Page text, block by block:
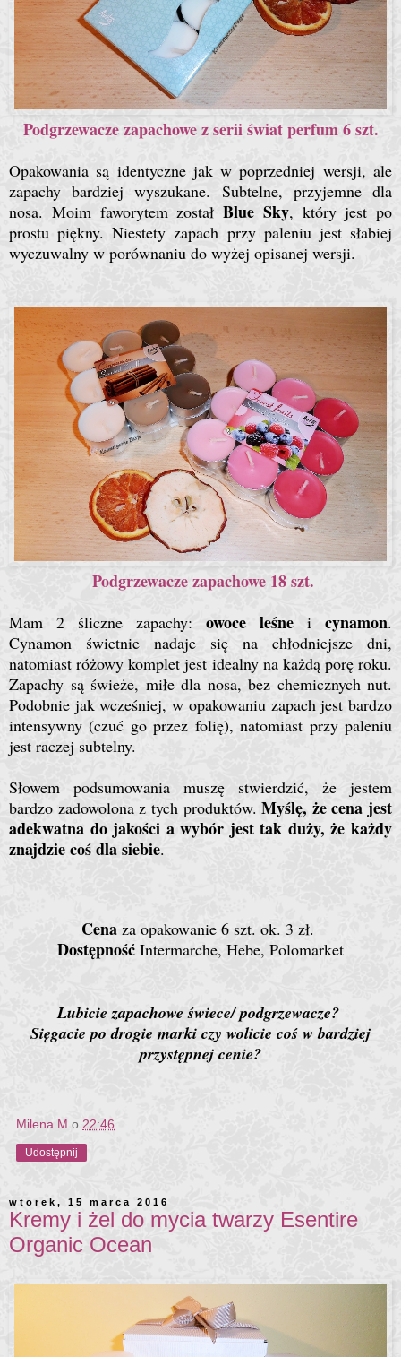
Podgrzewacze zapachowe z serii świat perfum 6 szt.
Opakowania są identyczne jak w poprzedniej wersji, ale
zapachy bardziej wyszukane. Subtelne, przyjemne dla
nosa. Moim faworytem został Blue Sky, który jest po
prostu piękny. Niestety zapach przy paleniu jest słabiej
wyczuwalny w porównaniu do wyżej opisanej wersji.
Podgrzewacze zapachowe 18 szt.
Mam 2 śliczne zapachy: owoce leśne i cynamon.
Cynamon świetnie nadaje się na chłodniejsze dni,
natomiast różowy komplet jest idealny na każdą porę roku.
Zapachy są świeże, miłe dla nosa, bez chemicznych nut.
Podobnie jak wcześniej, w opakowaniu zapach jest bardzo
intensywny (czuć go przez folię), natomiast przy paleniu
jest raczej subtelny.
Słowem podsumowania muszę stwierdzić, że jestem
bardzo zadowolona z tych produktów.Myślę, że cena jest
adekwatna do jakości a wybór jest tak duży, że każdy
znajdzie coś dla siebie.
Cena za opakowanie 6 szt. ok. 3 zł.
Dostępność Intermarche, Hebe, Polomarket
Lubicie zapachowe świece/ podgrzewacze?
Sięgacie po drogie marki czy wolicie coś w bardziej
przystępnej cenie?
Milena M o 22:46
Udostępnij
wtorek, 15 marca 2016
Kremy i żel do mycia twarzy Esentire
Organic Ocean